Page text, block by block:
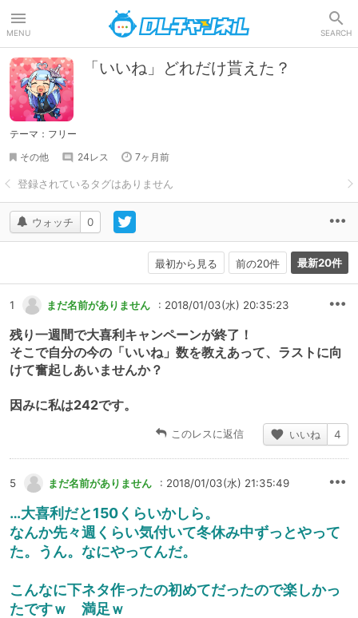
MENU SEARCH
「いいね」どれだけ貰えた？
テーマ：フリー
その他
24レス 7ヶ月前
ウォッチ 0
最初から見る 前の20件 最新20件
1 まだ名前がありません : 2018/01/03(水) 20:35:23
残り一週間で大喜利キャンペーンが終了！
そこで自分の今の「いいね」数を教えあって、ラストに向
けて奮起しあいませんか？
因みに私は242です。
このレスに返信 いいね 4
5 まだ名前がありません : 2018/01/03(水) 21:35:49
…大喜利だと150くらいかしら。
なんか先々週くらい気付いて冬休み中ずっとやって
た。うん。なにやってんだ。
こんなに下ネタ作ったの初めてだったので楽しかっ
たですｗ 満足ｗ